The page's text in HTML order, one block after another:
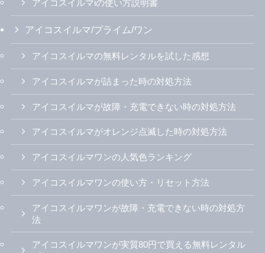
アイコスイルマiの使い方説明書
アイコスイルマ/プライム/ワン
アイコスイルマの無料レンタルを試した感想
アイコスイルマが詰まった時の対処方法
アイコスイルマが故障・充電できない時の対処方法
アイコスイルマがオレンジ点滅した時の対処方法
アイコスイルマワンの人気色ランキング
アイコスイルマワンの使い方・リセット方法
アイコスイルマワンが故障・充電できない時の対処方
法
アイコスイルマワンが実質80円で買える無料レンタル